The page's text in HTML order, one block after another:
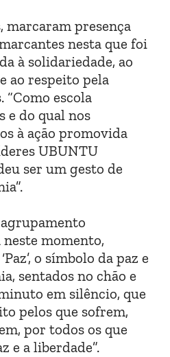
marcaram presença
nesta que foi
à solidariedade, ao
ao respeito pela
“Como escola
e do qual nos
à ação promovida
UBUNTU
ser um gesto de
agrupamento
momento,
o símbolo da paz e
sentados no chão e
em silêncio, que
pelos que sofrem,
por todos os que
e a liberdade”.